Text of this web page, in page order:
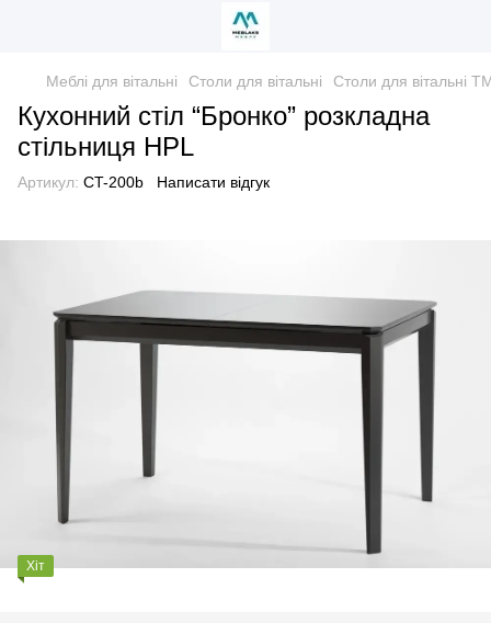
Меблі для вітальні Столи для вітальні Столи для вітальні
Кухонний стіл “Бронко” розкладна
стільниця HPL
Артикул: CT-200b Написати відгук
Хіт